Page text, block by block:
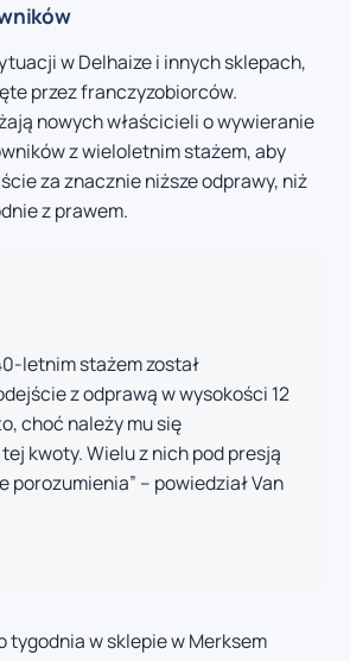
w Delhaize i innych sklepach,
przez franczyzobiorców.
nowych właścicieli o wywieranie
z wieloletnim stażem, aby
za znacznie niższe odprawy, niż
z prawem.
letnim stażem został
z odprawą w wysokości 12
choć należy mu się
kwoty. Wielu z nich pod presją
porozumienia” – powiedział Van
tygodnia w sklepie w Merksem